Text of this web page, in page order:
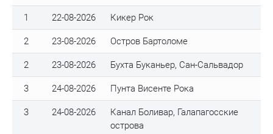
1 22-08-2026 Кикер Рок
2 23-08-2026 Остров Бартоломе
2 23-08-2026 Бухта Буканьер, Сан-Сальвадор
3 24-08-2026 Пунта Висенте Рока
3 24-08-2026
Канал Боливар, Галапагосские
острова